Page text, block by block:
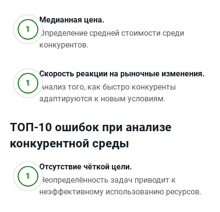
Медианная цена.
Определение средней стоимости среди
конкурентов.
Скорость реакции на рыночные изменения.
Анализ того, как быстро конкуренты
адаптируются к новым условиям.
ТОП-10 ошибок при анализе
конкурентной среды
Отсутствие чёткой цели.
Неопределённость задач приводит к
неэффективному использованию ресурсов.